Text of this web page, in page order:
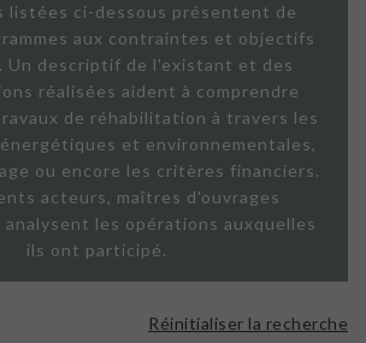
listées ci-dessous présentent de
aux contraintes et objectifs
Un descriptif de l'existant et des
réalisées aident à comprendre
de réhabilitation à travers les
et environnementales,
ou encore les critères financiers.
acteurs, maîtres d'ouvrages
les opérations auxquelles
ils ont participé.
Réinitialiser la recherche